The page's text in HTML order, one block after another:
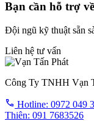
Bạn cần hỗ trợ
Đội ngũ kỹ thuật sẵn
Liên hệ tư vấn
Công Ty TNHH Vạn
Hotline: 0972 049
Thiên: 091 7683526